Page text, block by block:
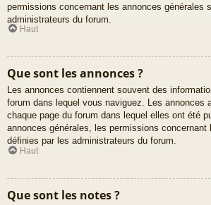
permissions concernant les annonces générales
administrateurs du forum.
Haut
Que sont les annonces ?
Les annonces contiennent souvent des
forum dans lequel vous naviguez. Les annonces
chaque page du forum dans lequel elles ont été
annonces générales, les permissions concernant
définies par les administrateurs du forum.
Haut
Que sont les notes ?